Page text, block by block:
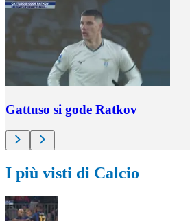
Gattuso si gode Ratkov
I più visti di Calcio